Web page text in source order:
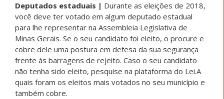
Deputados estaduais | Durante as eleições de 2018,
você deve ter votado em algum deputado estadual
para lhe representar na Assembleia Legislativa de
Minas Gerais. Se o seu candidato foi eleito, o procure e
cobre dele uma postura em defesa da sua segurança
frente às barragens de rejeito. Caso o seu candidato
não tenha sido eleito, pesquise na plataforma do Lei.A
quais foram os eleitos mais votados no seu município e
também cobre.